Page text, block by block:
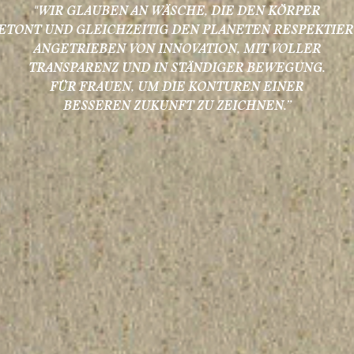
"WIR GLAUBEN AN WÄSCHE, DIE DEN KÖRPER
UND GLEICHZEITIG DEN PLANETEN
ANGETRIEBEN VON INNOVATION, MIT VOLLER
TRANSPARENZ UND IN STÄNDIGER BEWEGUNG.
FÜR FRAUEN, UM DIE KONTUREN EINER
BESSEREN ZUKUNFT ZU ZEICHNEN.”